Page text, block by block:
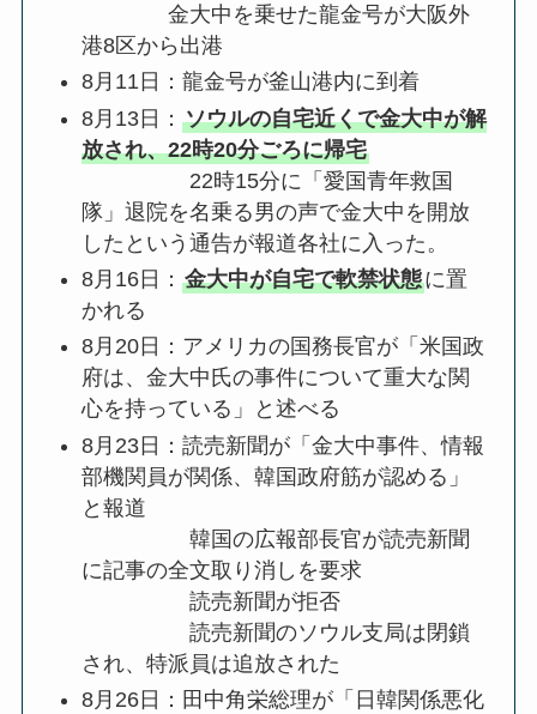
金大中を乗せた龍金号が大阪外
港8区から出港
8月11日：龍金号が釜山港内に到着
8月13日：ソウルの自宅近くで金大中が解
放され、22時20分ごろに帰宅
22時15分に「愛国青年救国
隊」退院を名乗る男の声で金大中を開放
したという通告が報道各社に入った。
8月16日：金大中が自宅で軟禁状態に置
かれる
8月20日：アメリカの国務長官が「米国政
府は、金大中氏の事件について重大な関
心を持っている」と述べる
8月23日：読売新聞が「金大中事件、情報
部機関員が関係、韓国政府筋が認める」
と報道
韓国の広報部長官が読売新聞
に記事の全文取り消しを要求
読売新聞が拒否
読売新聞のソウル支局は閉鎖
され、特派員は追放された
8月26日：田中角栄総理が「日韓関係悪化